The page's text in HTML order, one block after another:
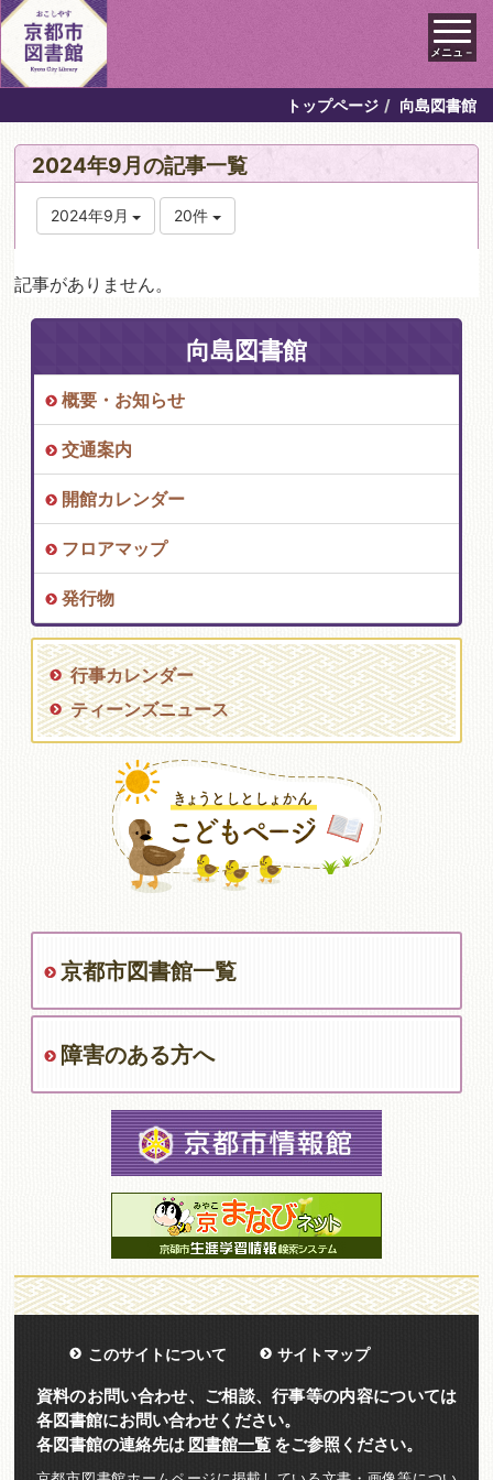
メニュ－
トップページ 向島図書館
2024年9月の記事一覧
2024年9月 20件
記事がありません。
向島図書館
概要・お知らせ
交通案内
開館カレンダー
フロアマップ
発行物
行事カレンダー
ティーンズニュース
京都市図書館一覧
障害のある方へ
このサイトについて サイトマップ
資料のお問い合わせ、ご相談、行事等の内容については
各図書館にお問い合わせください。
各図書館の連絡先は 図書館一覧をご参照ください。